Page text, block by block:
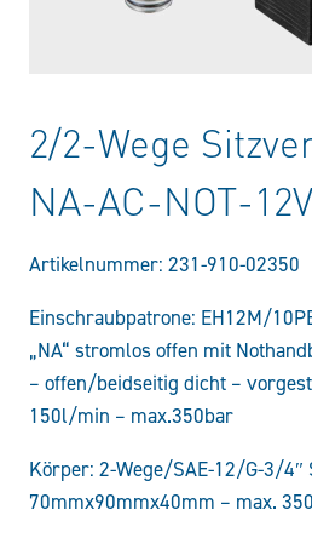
2/2-Wege
NA-AC-NOT-
Artikelnummer: 231-910-02350
Einschraubpatrone: EH12M/
„NA“ stromlos offen mit
– offen/beidseitig dicht –
150l/min – max.350bar
Körper: 2-Wege/SAE-12/G-3/4″
70mmx90mmx40mm – max.